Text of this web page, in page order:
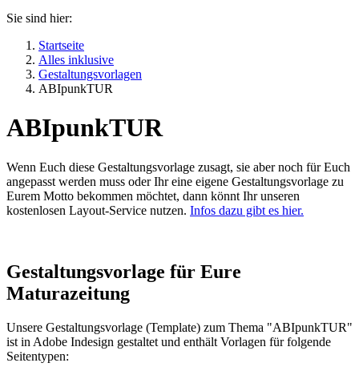
Sie sind hier:
Startseite
Alles inklusive
Gestaltungsvorlagen
ABIpunkTUR
ABIpunkTUR
Wenn Euch diese Gestaltungsvorlage zusagt, sie aber noch für Euch
angepasst werden muss oder Ihr eine eigene Gestaltungsvorlage zu
Eurem Motto bekommen möchtet, dann könnt Ihr unseren
kostenlosen Layout-Service nutzen. Infos dazu gibt es hier.
Gestaltungsvorlage für Eure
Maturazeitung
Unsere Gestaltungsvorlage (Template) zum Thema "ABIpunkTUR"
ist in Adobe Indesign gestaltet und enthält Vorlagen für folgende
Seitentypen: